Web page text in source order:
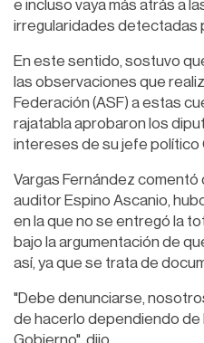
e incluso vaya más atrás a
irregularidades detectadas
En este sentido, sostuvo
las observaciones que
Federación (ASF) a estas
rajatabla aprobaron los
intereses de su jefe político
Vargas Fernández comentó
auditor Espino Ascanio,
en la que no se entregó la
bajo la argumentación de
así, ya que se trata de
"Debe denunciarse,
de hacerlo dependiendo de